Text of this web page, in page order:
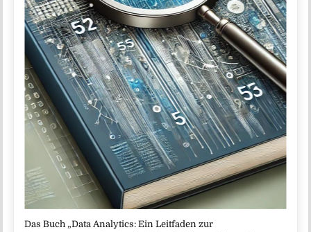
Das Buch „Data Analytics: Ein Leitfaden zur